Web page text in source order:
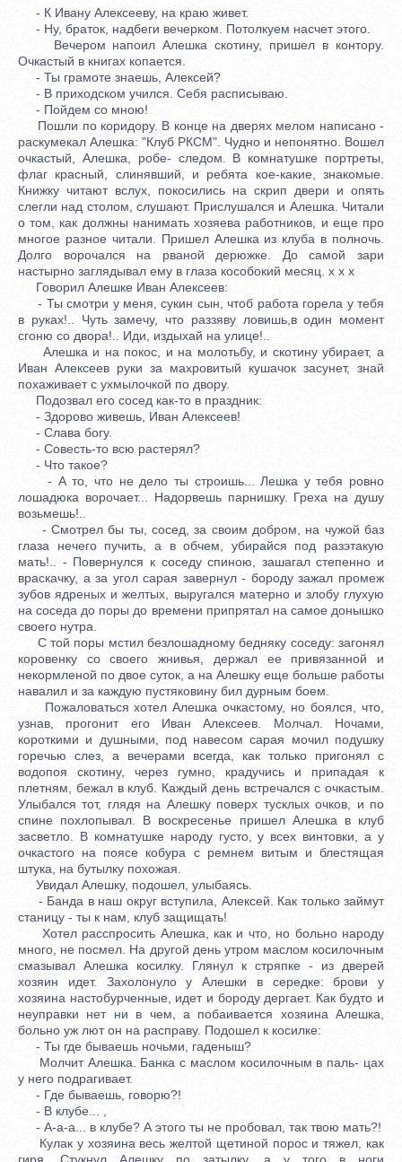
- К Ивану Алексееву, на краю живет.
- Ну, браток, надбеги вечерком. Потолкуем насчет этого.
Вечером напоил Алешка скотину, пришел в контору.
Очкастый в книгах копается.
- Ты грамоте знаешь, Алексей?
- В приходском учился. Себя расписываю.
- Пойдем со мною!
Пошли по коридору. В конце на дверях мелом написано -
раскумекал Алешка: "Клуб РКСМ". Чудно и непонятно. Вошел
очкастый, Алешка, робе- следом. В комнатушке портреты,
флаг красный, слинявший, и ребята кое-какие, знакомые.
Книжку читают вслух, покосились на скрип двери и опять
слегли над столом, слушают. Прислушался и Алешка. Читали
о том, как должны нанимать хозяева работников, и еще про
многое разное читали. Пришел Алешка из клуба в полночь.
Долго ворочался на рваной дерюжке. До самой зари
настырно заглядывал ему в глаза кособокий месяц. x x x
Говорил Алешке Иван Алексеев:
- Ты смотри у меня, сукин сын, чтоб работа горела у тебя
в руках!.. Чуть замечу, что раззяву ловишь,в один момент
сгоню со двора!.. Иди, издыхай на улице!..
Алешка и на покос, и на молотьбу, и скотину убирает, а
Иван Алексеев руки за махровитый кушачок засунет, знай
похаживает с ухмылочкой по двору.
Подозвал его сосед как-то в праздник:
- Здорово живешь, Иван Алексеев!
- Слава богу.
- Совесть-то всю растерял?
- Что такое?
- А то, что не дело ты строишь... Лешка у тебя ровно
лошадюка ворочает... Надорвешь парнишку. Греха на душу
возьмешь!..
- Смотрел бы ты, сосед, за своим добром, на чужой баз
глаза нечего пучить, а в обчем, убирайся под разэтакую
мать!.. - Повернулся к соседу спиною, зашагал степенно и
враскачку, а за угол сарая завернул - бороду зажал промеж
зубов ядреных и желтых, выругался матерно и злобу глухую
на соседа до поры до времени припрятал на самое донышко
своего нутра.
С той поры мстил безлошадному бедняку соседу: загонял
коровенку со своего жнивья, держал ее привязанной и
некормленой по двое суток, а на Алешку еще больше работы
навалил и за каждую пустяковину бил дурным боем.
Пожаловаться хотел Алешка очкастому, но боялся, что,
узнав, прогонит его Иван Алексеев. Молчал. Ночами,
короткими и душными, под навесом сарая мочил подушку
горечью слез, а вечерами всегда, как только пригонял с
водопоя скотину, через гумно, крадучись и припадая к
плетням, бежал в клуб. Каждый день встречался с очкастым.
Улыбался тот, глядя на Алешку поверх тусклых очков, и по
спине похлопывал. В воскресенье пришел Алешка в клуб
засветло. В комнатушке народу густо, у всех винтовки, а у
очкастого на поясе кобура с ремнем витым и блестящая
штука, на бутылку похожая.
Увидал Алешку, подошел, улыбаясь.
- Банда в наш округ вступила, Алексей. Как только займут
станицу - ты к нам, клуб защищать!
Хотел расспросить Алешка, как и что, но больно народу
много, не посмел. На другой день утром маслом косилочным
смазывал Алешка косилку. Глянул к стряпке - из дверей
хозяин идет. Захолонуло у Алешки в середке: брови у
хозяина настобурченные, идет и бороду дергает. Как будто и
неуправки нет ни в чем, а побаивается хозяина Алешка,
больно уж лют он на расправу. Подошел к косилке:
- Ты где бываешь ночьми, гаденыш?
Молчит Алешка. Банка с маслом косилочным в паль- цах
у него подрагивает.
- Где бываешь, говорю?!
- В клубе... ,
- А-а-а... в клубе? А этого ты не пробовал, так твою мать?!
Кулак у хозяина весь желтой щетиной порос и тяжел, как
гиря. Стукнул Алешку по затылку, а у того в ноги